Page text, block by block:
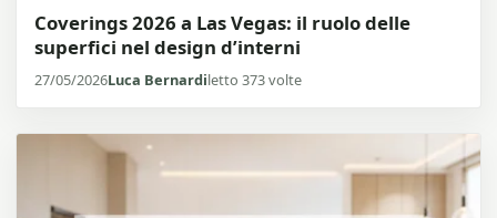
Coverings 2026 a Las Vegas: il ruolo delle
superfici nel design d’interni
27/05/2026Luca Bernardiletto 373 volte